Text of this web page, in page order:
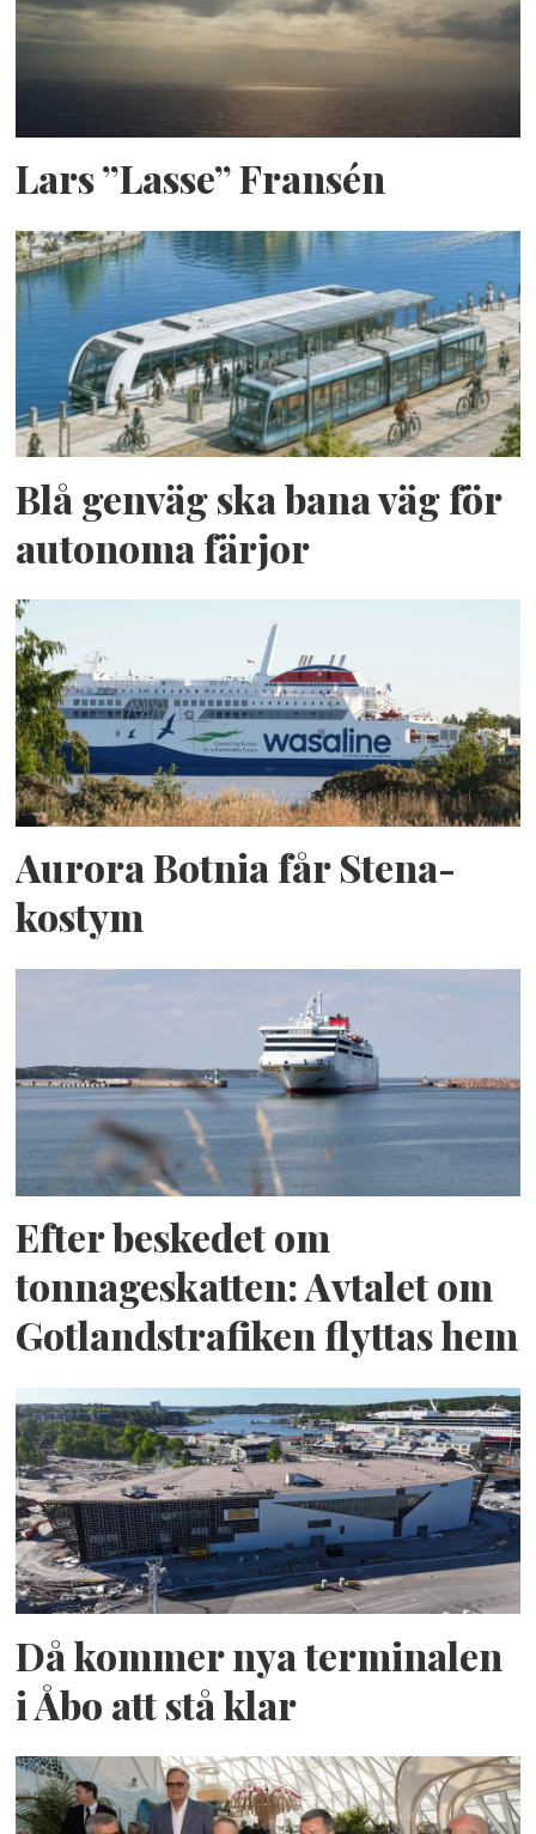
Lars ”Lasse” Fransén
Blå genväg ska bana väg för
autonoma färjor
Aurora Botnia får Stena-
kostym
Efter beskedet om
tonnageskatten: Avtalet om
Gotlandstrafiken flyttas hem
Då kommer nya terminalen
i Åbo att stå klar